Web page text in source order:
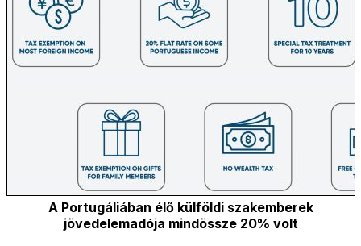
A Portugáliában élő külföldi szakemberek
jövedelemadója mindössze 20% volt